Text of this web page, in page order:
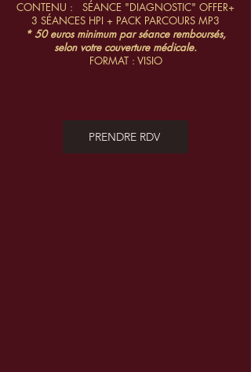
CONTENU : SÉANCE "DIAGNOSTIC" OFFER+
3 SÉANCES HPI + PACK PARCOURS MP3
* 50 euros minimum par séance remboursés,
selon votre couverture médicale.
FORMAT : VISIO
PRENDRE RDV